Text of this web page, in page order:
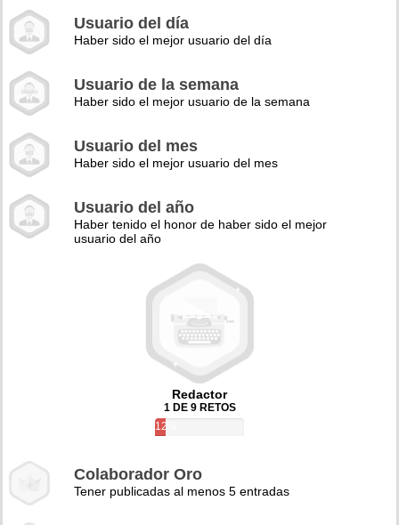
Usuario del día
Haber sido el mejor usuario del día
Usuario de la semana
Haber sido el mejor usuario de la semana
Usuario del mes
Haber sido el mejor usuario del mes
Usuario del año
Haber tenido el honor de haber sido el mejor
usuario del año
Redactor
1 DE 9 RETOS
12%
Colaborador Oro
Tener publicadas al menos 5 entradas